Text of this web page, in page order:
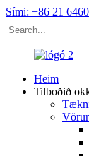
Sími: +86 21
Heim
Tilboðið
Vörur